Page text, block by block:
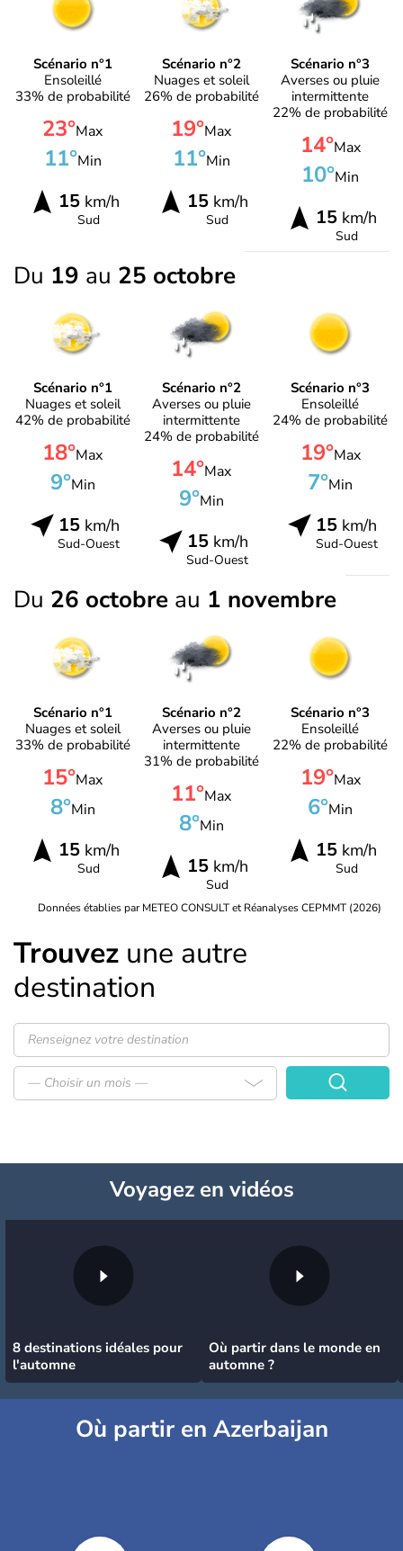
Scénario n°1
Ensoleillé
33% de probabilité
23°Max
11°Min
15km/h
Sud
Scénario n°2
Nuages et soleil
26% de probabilité
19°Max
11°Min
15km/h
Sud
Scénario n°3
Averses ou pluie
intermittente
22% de probabilité
14°Max
10°Min
15 km/h
Sud
Du 19 au 25 octobre
Scénario n°1
Nuages et soleil
42% de probabilité
18°Max
9°Min
15km/h
Sud-Ouest
Scénario n°2
Averses ou pluie
intermittente
24% de probabilité
14°Max
9°Min
15km/h
Sud-Ouest
Scénario n°3
Ensoleillé
24% de probabilité
19°Max
7°Min
15 km/h
Sud-Ouest
Du 26 octobre au 1 novembre
Scénario n°1
Nuages et soleil
33% de probabilité
15°Max
8°Min
15km/h
Sud
Scénario n°2
Averses ou pluie
intermittente
31% de probabilité
11°Max
8°Min
15km/h
Sud
Scénario n°3
Ensoleillé
22% de probabilité
19°Max
6°Min
15 km/h
Sud
Données établies par METEO CONSULT et Réanalyses CEPMMT (2026)
Trouvez une autre
destination
— Choisir un mois —
Voyagezen vidéos
8 destinations idéales pour
l'automne
Où partir dans le monde en
automne ?
Où partir en Azerbaijan